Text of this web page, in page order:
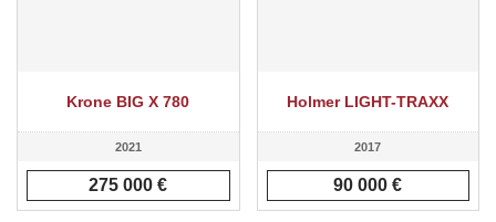
Krone BIG X 780
2021
275 000 €
Holmer LIGHT-TRAXX
2017
90 000 €